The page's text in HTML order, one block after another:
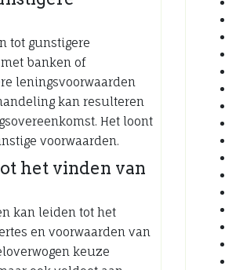
tot gunstigere
banken of
leningsvoorwaarden
kan resulteren
Het loont
voorwaarden.
het vinden van
kan leiden tot het
en voorwaarden van
keuze